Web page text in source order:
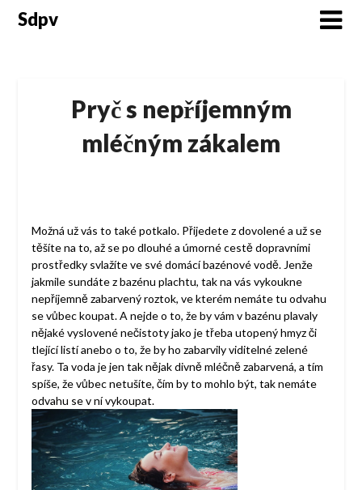
SkipSdpv
Pryč s nepříjemným
mléčným zákalem
Možná už vás to také potkalo. Přijedete z dovolené a už se
těšíte na to, až se po dlouhé a úmorné cestě dopravními
prostředky svlažíte ve své domácí bazénové vodě. Jenže
jakmile sundáte z bazénu plachtu, tak na vás vykoukne
nepříjemně zabarvený roztok, ve kterém nemáte tu odvahu
se vůbec koupat. A nejde o to, že by vám v bazénu plavaly
nějaké vyslovené nečistoty jako je třeba utopený hmyz či
tlející listí anebo o to, že by ho zabarvily viditelné zelené
řasy. Ta voda je jen tak nějak divně mléčně zabarvená, a tím
spíše, že vůbec netušíte, čím by to mohlo být, tak nemáte
odvahu se v ní vykoupat.